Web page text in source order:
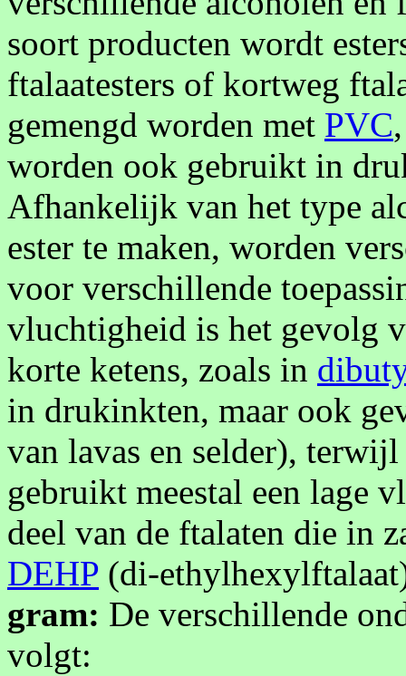
soort producten wordt
ftalaatesters of kortweg
gemengd worden met PVC
worden ook gebruikt in
Afhankelijk van het type
ester te maken, worden
voor verschillende
vluchtigheid is het gevolg
korte ketens, zoals in
in drukinkten, maar ook
van lavas en selder),
gebruikt meestal een lage
deel van de ftalaten die in
DEHP (di-
gram: De verschillende
volgt: